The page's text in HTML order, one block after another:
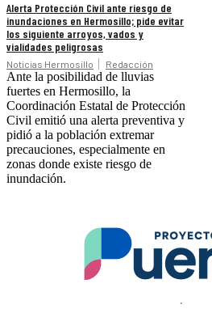
Alerta Protección Civil ante riesgo de
inundaciones en Hermosillo; pide evitar
los siguiente arroyos, vados y
vialidades peligrosas
Noticias Hermosillo Redacción
Ante la posibilidad de lluvias
fuertes en Hermosillo, la
Coordinación Estatal de Protección
Civil emitió una alerta preventiva y
pidió a la población extremar
precauciones, especialmente en
zonas donde existe riesgo de
inundación.
.